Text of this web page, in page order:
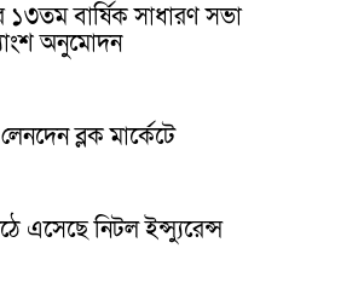
১৩তম বার্ষিক সাধারণ সভা
অনুমোদন
ব্লক মার্কেটে
এসেছে নিটল ইন্স্যুরেন্স